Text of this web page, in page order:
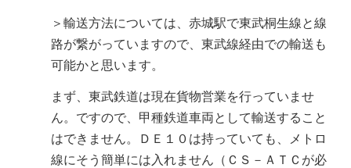
＞輸送方法については、赤城駅で東武桐生線と線
路が繋がっていますので、東武線経由での輸送も
可能かと思います。
まず、東武鉄道は現在貨物営業を行っていませ
ん。ですので、甲種鉄道車両として輸送すること
はできません。ＤＥ１０は持っていても、メトロ
線にそう簡単には入れません（ＣＳ－ＡＴＣが必